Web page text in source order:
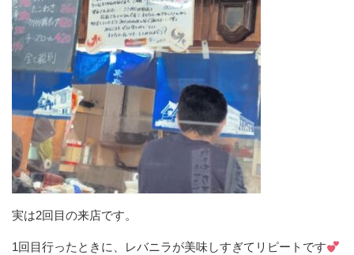
実は2回目の来店です。
1回目行ったときに、レバニラが美味しすぎてリピートです